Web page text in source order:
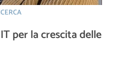
per la crescita delle